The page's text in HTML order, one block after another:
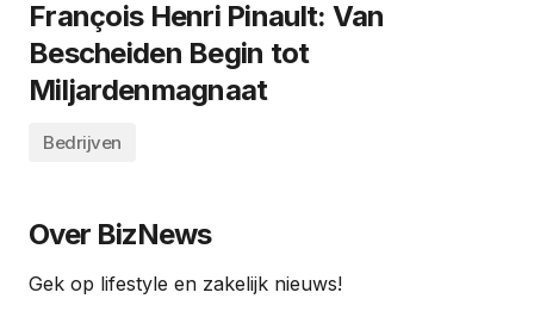
François Henri Pinault: Van
Bescheiden Begin tot
Miljardenmagnaat
Bedrijven
Over BizNews
Gek op lifestyle en zakelijk nieuws!